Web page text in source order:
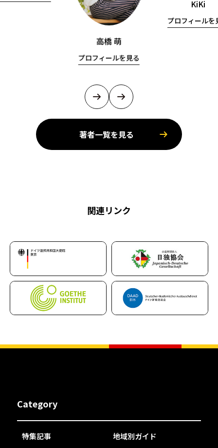
高橋 萌
プロフィールを見る
KiKi
プロフィールを
著者一覧を見る
関連リンク
Category
特集記事
地域別ガイド